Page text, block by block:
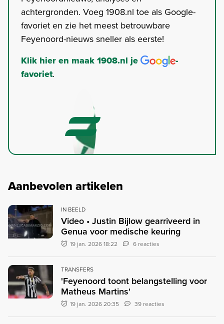
achtergronden. Voeg 1908.nl toe als Google-
favoriet en zie het meest betrouwbare
Feyenoord-nieuws sneller als eerste!
Klik hier en maak 1908.nl je
-
favoriet.
Aanbevolen artikelen
IN BEELD
Video • Justin Bijlow gearriveerd in
Genua voor medische keuring
19 jan. 2026 18:22 6 reacties
TRANSFERS
'Feyenoord toont belangstelling voor
Matheus Martins'
19 jan. 2026 20:35 39 reacties